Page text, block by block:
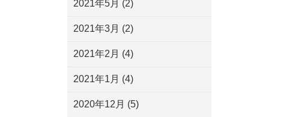
2021年5月 (2)
2021年3月 (2)
2021年2月 (4)
2021年1月 (4)
2020年12月 (5)